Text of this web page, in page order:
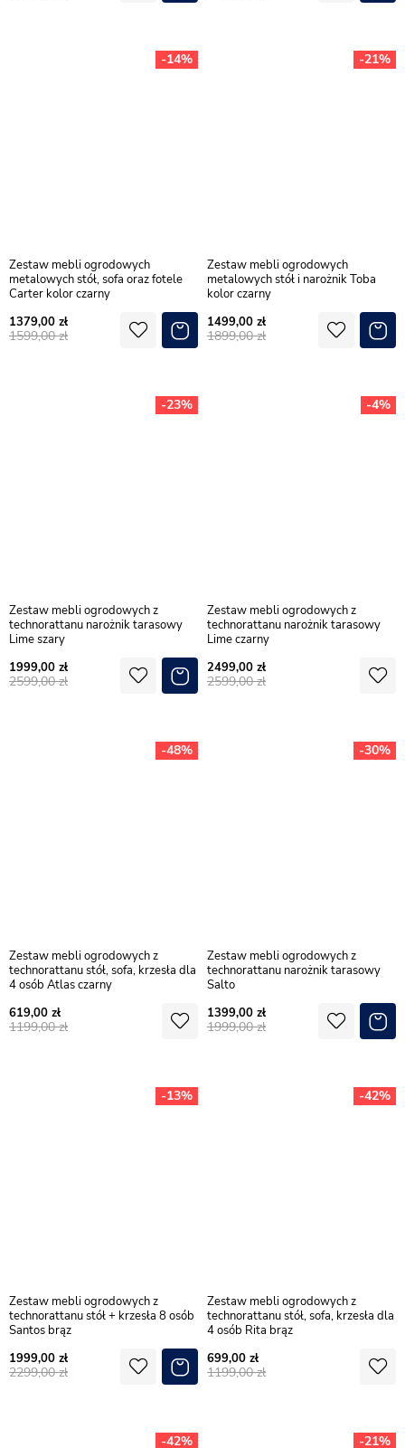
Zestaw mebli ogrodowych
metalowych stół, sofa oraz fotele
Carter kolor czarny
1379,00
1599,00
-14%
Zestaw mebli ogrodowych
metalowych stół i narożnik Toba
kolor czarny
1499,00
1899,00
-21%
Zestaw mebli ogrodowych z
technorattanu narożnik tarasowy
Lime szary
1999,00
2599,00
-23%
Zestaw mebli ogrodowych z
technorattanu narożnik tarasowy
Lime czarny
2499,00
2599,00
-4%
Zestaw mebli ogrodowych z
technorattanu stół, sofa, krzesła dla
4 osób Atlas czarny
619,00
1199,00
-48%
Zestaw mebli ogrodowych z
technorattanu narożnik tarasowy
Salto
1399,00
1999,00
-30%
Zestaw mebli ogrodowych z
technorattanu stół + krzesła 8 osób
Santos brąz
1999,00
2299,00
-13%
Zestaw mebli ogrodowych z
technorattanu stół, sofa, krzesła dla
4 osób Rita brąz
699,00
1199,00
-42%
-42% -21%